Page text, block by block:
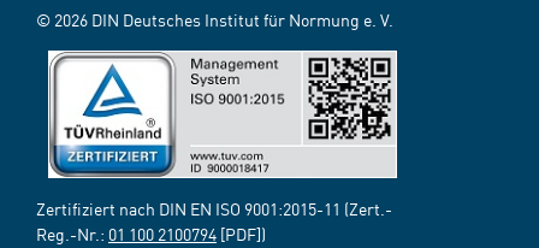
© 2026 DIN Deutsches Institut für Normung e. V.
Zertifiziert nach DIN EN ISO 9001:2015-11 (Zert.-
Reg.-Nr.: 01 100 2100794 [PDF])